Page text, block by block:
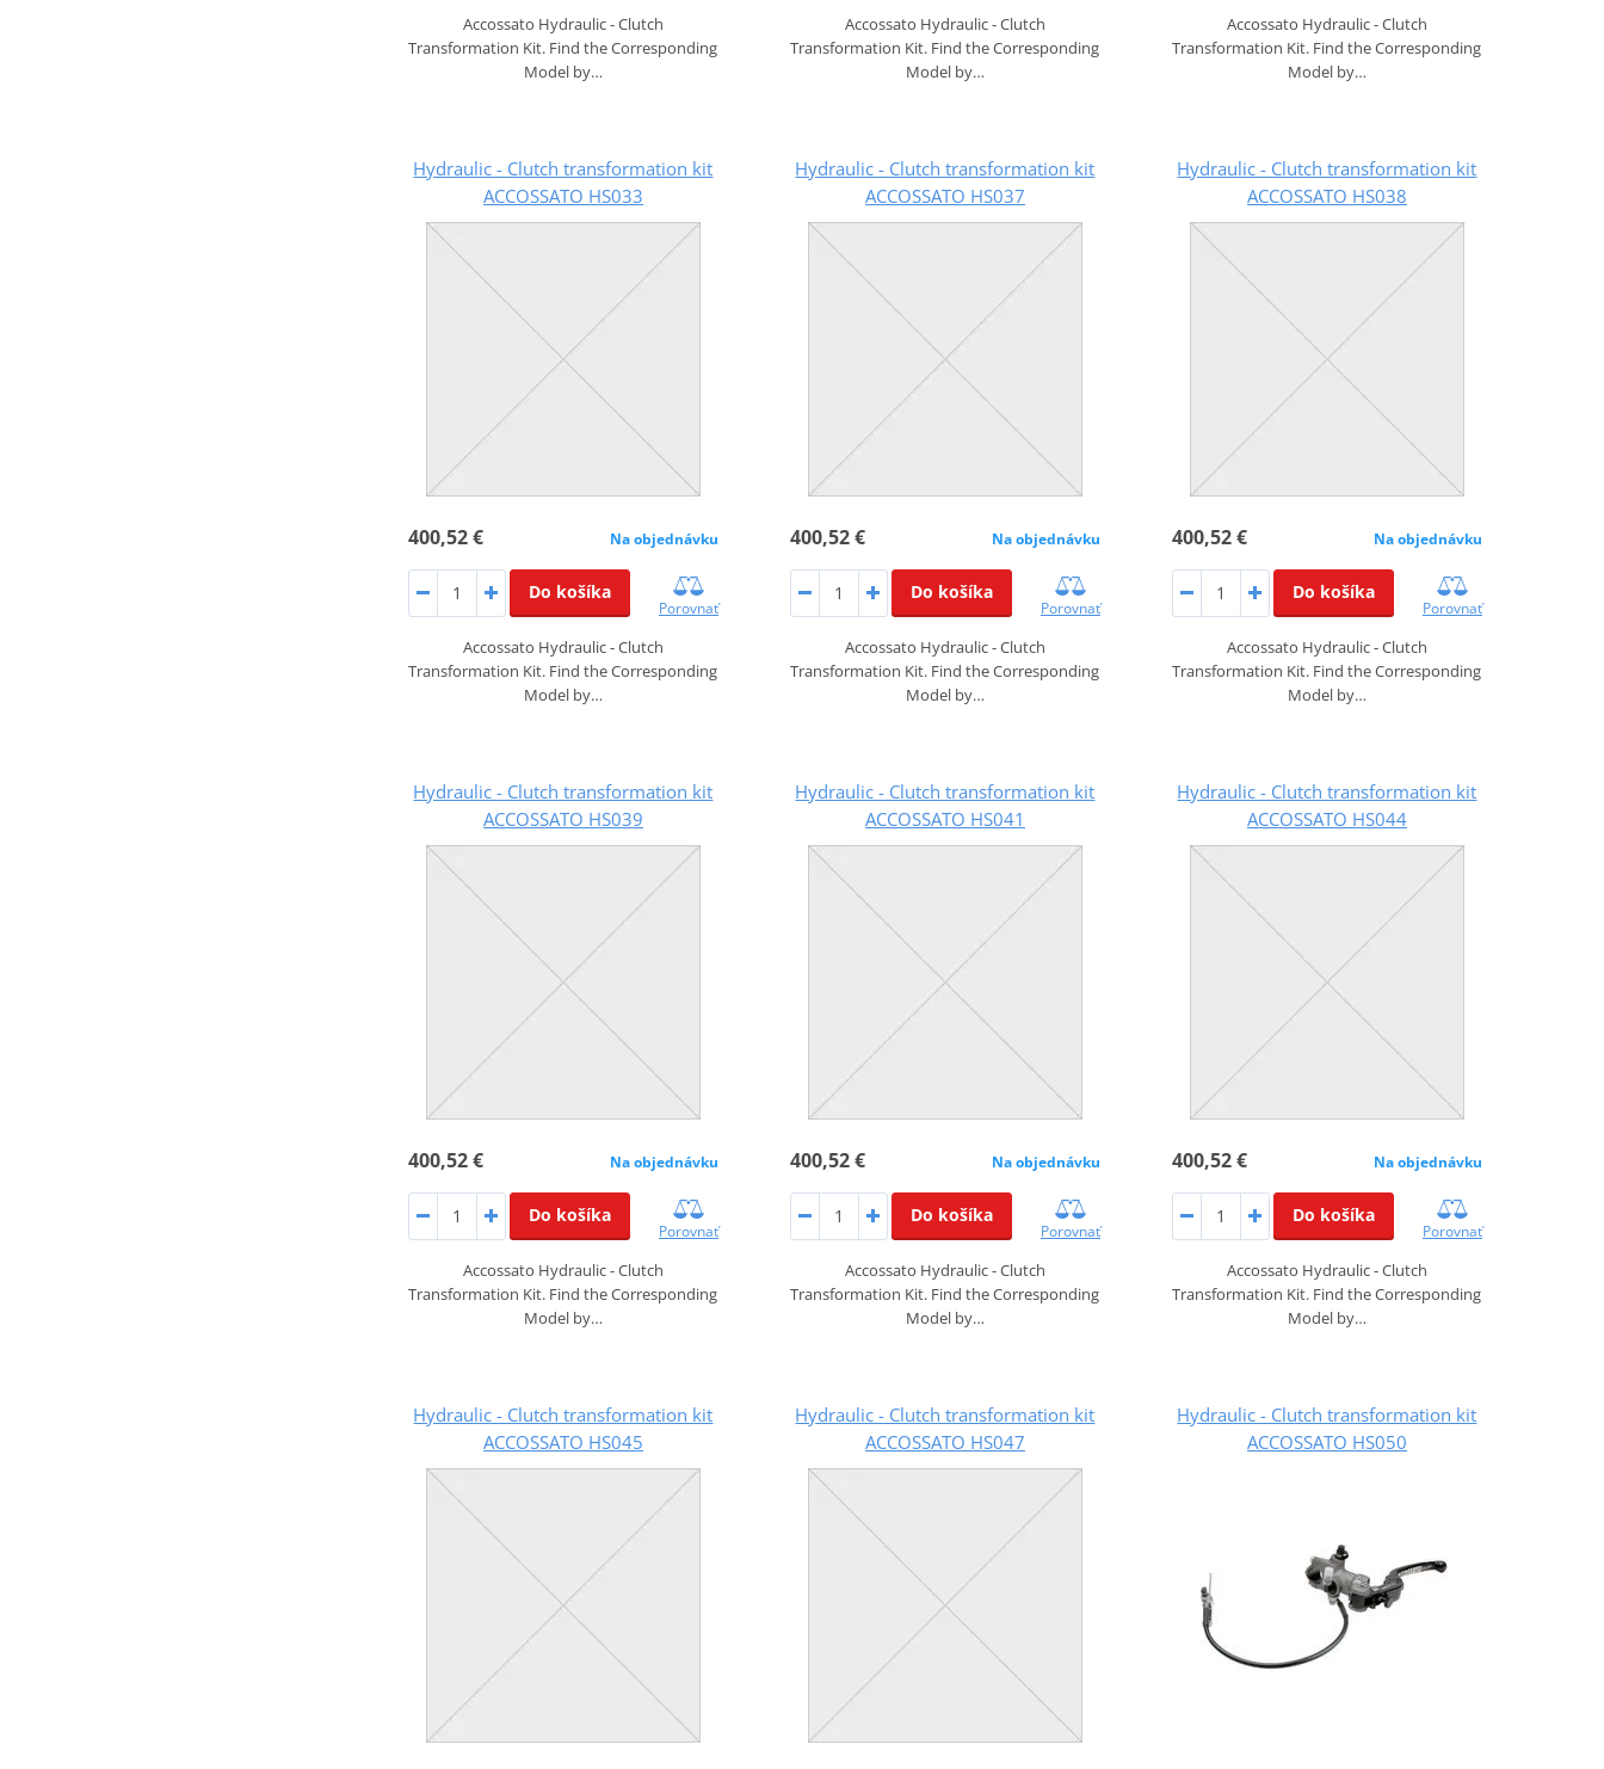
Accossato Hydraulic - Clutch
Transformation Kit. Find the Corresponding
Model by…
Accossato Hydraulic - Clutch
Transformation Kit. Find the Corresponding
Model by…
Accossato Hydraulic - Clutch
Transformation Kit. Find the Corresponding
Model by…
Hydraulic - Clutch transformation kit
ACCOSSATO HS033
400,52 € Na objednávku
Do košíka
Porovnať
Accossato Hydraulic - Clutch
Transformation Kit. Find the Corresponding
Model by…
Hydraulic - Clutch transformation kit
ACCOSSATO HS037
400,52 € Na objednávku
Do košíka
Porovnať
Accossato Hydraulic - Clutch
Transformation Kit. Find the Corresponding
Model by…
Hydraulic - Clutch transformation kit
ACCOSSATO HS038
400,52 € Na objednávku
Do košíka
Porovnať
Accossato Hydraulic - Clutch
Transformation Kit. Find the Corresponding
Model by…
Hydraulic - Clutch transformation kit
ACCOSSATO HS039
400,52 € Na objednávku
Do košíka
Porovnať
Accossato Hydraulic - Clutch
Transformation Kit. Find the Corresponding
Model by…
Hydraulic - Clutch transformation kit
ACCOSSATO HS041
400,52 € Na objednávku
Do košíka
Porovnať
Accossato Hydraulic - Clutch
Transformation Kit. Find the Corresponding
Model by…
Hydraulic - Clutch transformation kit
ACCOSSATO HS044
400,52 € Na objednávku
Do košíka
Porovnať
Accossato Hydraulic - Clutch
Transformation Kit. Find the Corresponding
Model by…
Hydraulic - Clutch transformation kit
ACCOSSATO HS045
Hydraulic - Clutch transformation kit
ACCOSSATO HS047
Hydraulic - Clutch transformation kit
ACCOSSATO HS050